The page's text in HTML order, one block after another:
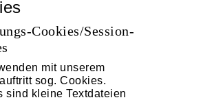
Cookies/Session-
mit unserem
sog. Cookies.
sind kleine Textdateien